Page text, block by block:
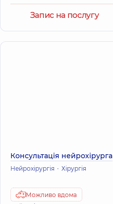
Запис на послугу
Консультація нейрохірурга
Нейрохірургія Хірургія
Можливо вдома